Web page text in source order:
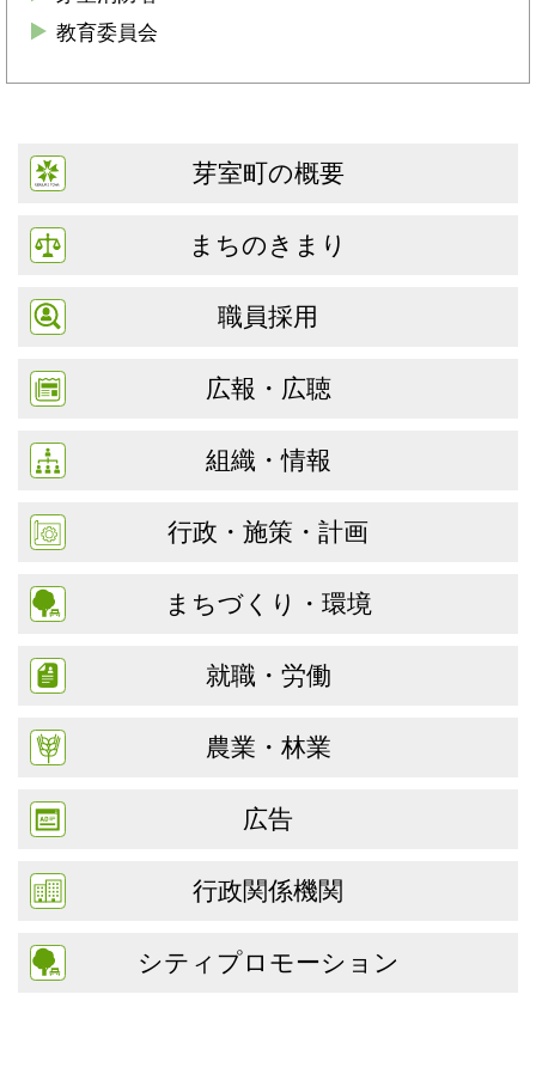
教育委員会
芽室町の概要
まちのきまり
職員採用
広報・広聴
組織・情報
行政・施策・計画
まちづくり・環境
就職・労働
農業・林業
広告
行政関係機関
シティプロモーション